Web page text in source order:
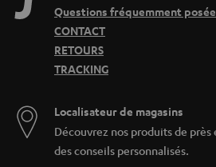
Questions fréquemment
CONTACT
RETOURS
TRACKING
Localisateur de magasins
Découvrez nos produits de près
des conseils personnalisés.